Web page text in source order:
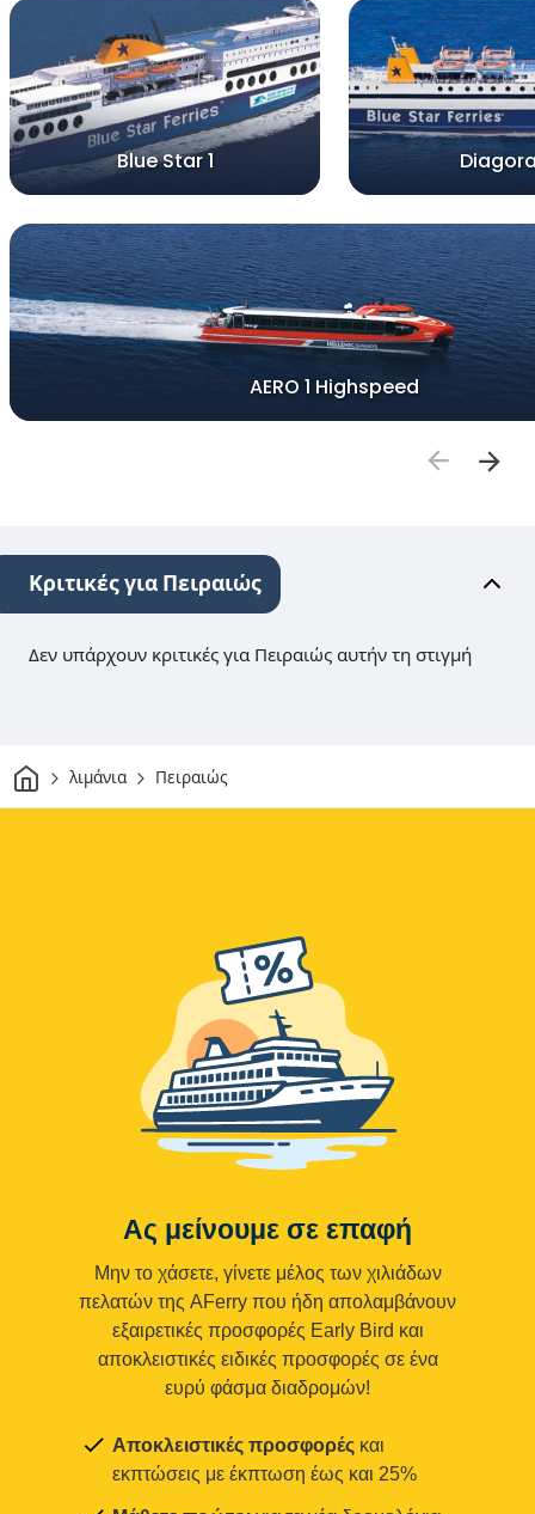
Blue Star 1
AERO 1 Highspeed
Κριτικές για Πειραιώς
Δεν υπάρχουν κριτικές για Πειραιώς αυτήν τη στιγμή
Σπίτιλιμάνια Πειραιώς
Ας μείνουμε σε επαφή
Μην το χάσετε, γίνετε μέλος των χιλιάδων
πελατών της AFerry που ήδη απολαμβάνουν
εξαιρετικές προσφορές Early Bird και
αποκλειστικές ειδικές προσφορές σε ένα
ευρύ φάσμα διαδρομών!
Αποκλειστικές προσφορές και
εκπτώσεις με έκπτωση έως και 25%